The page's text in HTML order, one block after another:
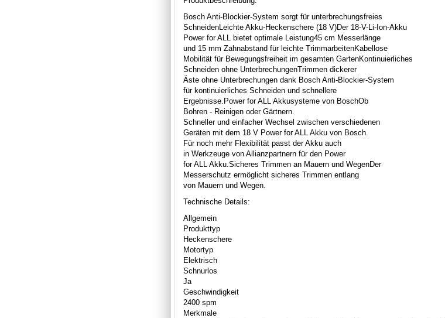
Bosch Anti-Blockier-System sorgt für unterbrechungsfreies
SchneidenLeichte Akku-Heckenschere (18 V)Der 18-V-Li-Ion-Akku
Power for ALL bietet optimale Leistung45 cm Messerlänge
und 15 mm Zahnabstand für leichte TrimmarbeitenKabellose
Mobilität für Bewegungsfreiheit im gesamten GartenKontinuierliches
Schneiden ohne UnterbrechungenTrimmen dickerer
Äste ohne Unterbrechungen dank Bosch Anti-Blockier-System
für kontinuierliches Schneiden und schnellere
Ergebnisse.Power for ALL Akkusysteme von BoschOb
Bohren - Reinigen oder Gärtnern.
Schneller und einfacher Wechsel zwischen verschiedenen
Geräten mit dem 18 V Power for ALL Akku von Bosch.
Für noch mehr Flexibilität passt der Akku auch
in Werkzeuge von Allianzpartnern für den Power
for ALL Akku.Sicheres Trimmen an Mauern und WegenDer
Messerschutz ermöglicht sicheres Trimmen entlang
von Mauern und Wegen.
Technische Details:
Allgemein
Produkttyp
Heckenschere
Motortyp
Elektrisch
Schnurlos
Ja
Geschwindigkeit
2400 spm
Merkmale